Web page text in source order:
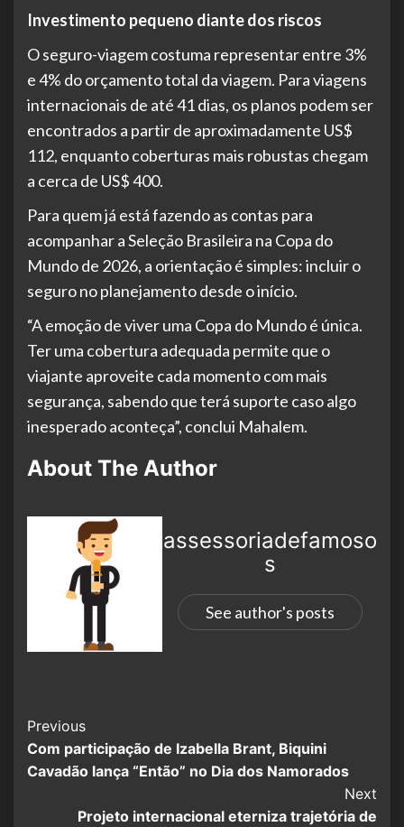
Investimento pequeno diante dos riscos
O seguro-viagem costuma representar entre 3%
e 4% do orçamento total da viagem. Para viagens
internacionais de até 41 dias, os planos podem ser
encontrados a partir de aproximadamente US$
112, enquanto coberturas mais robustas chegam
a cerca de US$ 400.
Para quem já está fazendo as contas para
acompanhar a Seleção Brasileira na Copa do
Mundo de 2026, a orientação é simples: incluir o
seguro no planejamento desde o início.
“A emoção de viver uma Copa do Mundo é única.
Ter uma cobertura adequada permite que o
viajante aproveite cada momento com mais
segurança, sabendo que terá suporte caso algo
inesperado aconteça”, conclui Mahalem.
About The Author
assessoriadefamoso
s
See author's posts
Previous
Com participação de Izabella Brant, Biquini
Cavadão lança “Então” no Dia dos Namorados
Next
Projeto internacional eterniza trajetória de